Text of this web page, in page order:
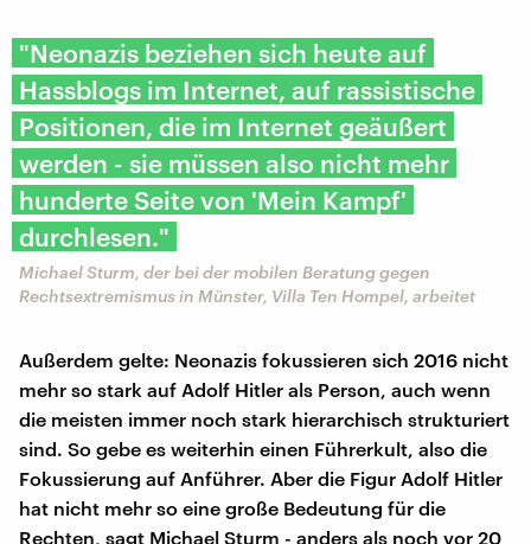
"Neonazis beziehen sich heute auf
Hassblogs im Internet, auf rassistische
Positionen, die im Internet geäußert
werden - sie müssen also nicht mehr
hunderte Seite von 'Mein Kampf'
durchlesen."
Michael Sturm, der bei der mobilen Beratung gegen
Rechtsextremismus in Münster, Villa Ten Hompel, arbeitet
Außerdem gelte: Neonazis fokussieren sich 2016 nicht
mehr so stark auf Adolf Hitler als Person, auch wenn
die meisten immer noch stark hierarchisch strukturiert
sind. So gebe es weiterhin einen Führerkult, also die
Fokussierung auf Anführer. Aber die Figur Adolf Hitler
hat nicht mehr so eine große Bedeutung für die
Rechten, sagt Michael Sturm - anders als noch vor 20